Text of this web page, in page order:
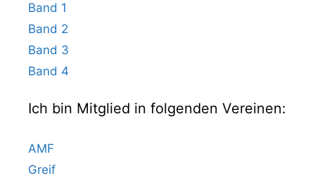
Band 1
Band 2
Band 3
Band 4
Ich bin Mitglied in folgenden Vereinen:
AMF
Greif